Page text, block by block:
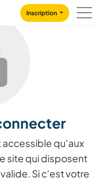
Inscription
qu'aux
site qui disposent
Si c'est votre